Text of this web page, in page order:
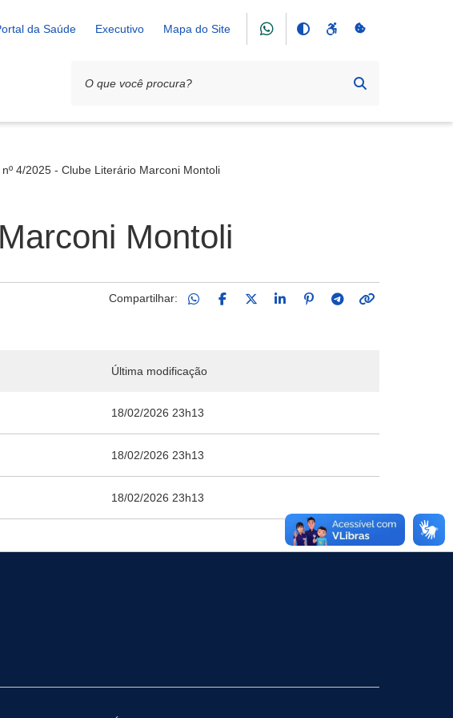
da Saúde Executivo Mapa do Site
nº 4/2025 - Clube Literário Marconi Montoli
Montoli
Compartilhar:
Última modificação
18/02/2026 23h13
18/02/2026 23h13
18/02/2026 23h13